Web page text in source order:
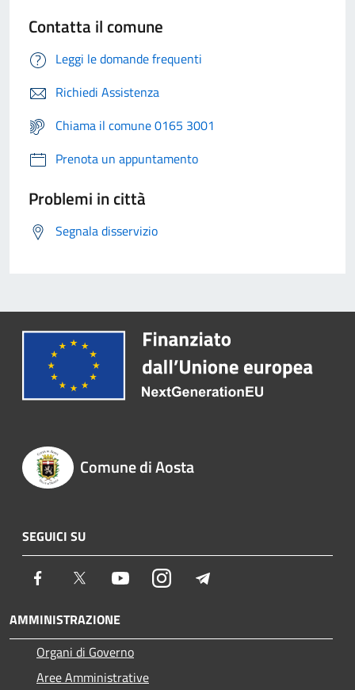
Contatta il comune
Leggi le domande frequenti
Richiedi Assistenza
Chiama il comune 0165 3001
Prenota un appuntamento
Problemi in città
Segnala disservizio
Comune di Aosta
SEGUICI SU
Facebook Twitter YoutubeInstagram
AMMINISTRAZIONE
Organi di Governo
Aree Amministrative